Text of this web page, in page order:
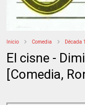
Inicio Comedia Década
El cisne -
[Comedia,